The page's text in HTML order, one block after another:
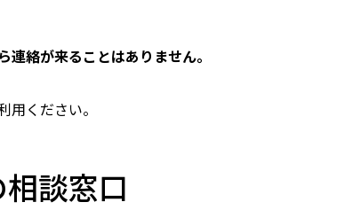
絡が来ることはありません。
ください。
談窓口